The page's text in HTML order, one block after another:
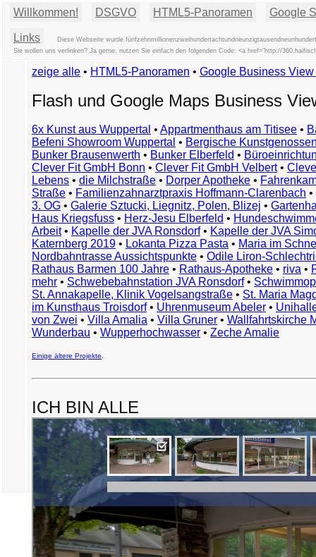
Willkommen! DSGVO HTML5-Panoramen Google
Links
Diese Webseite wurde
Sie wollen uns verlinken? Ja gerne, nutzen Sie einfach den folgenden Code: <a href="http://
zeige alle • HTML5-Panoramen • Google Business
Flash und Google Maps Business
6x Kunst aus Wuppertal • Appartmenthaus am Titisee •
Befeni Showroom Wuppertal • Bergische
Bunker Brausenwerth • Bunker Elberfeld •
Clever Fit GmbH Bonn • Clever Fit GmbH Velbert•
Lebens • die Milchstraße • Dorper Apotheke •
Straße • Familienzahnarztpraxis Hoffmann-Clarenbach •
3. OG • Galerie Sztucki, Liegnitz, Polen, Blizej •
Haus Kriegsfuss • Herz-Jesu Elberfeld •
Arbeit• Kapelle der JVA Ronsdorf• Kapelle der JVA
Katernberg 2019 • Lokanta Pizza Pasta • Maria im
Nordbahntrasse Aussichtspunkte • Odile Liron-
Rathaus Barmen 100 Jahre • Rathaus-Apotheke • riva •
mehr • Schwebebahnstation JVA Ronsdorf•
St. Annakapelle, Klinik Vogelsangstraße • St. Maria
im Kunsthaus Troisdorf• Uhrenmuseum Abeler •
von Zwei • Villa Amalia • Villa Gruner • Wallfahrtskirche
Wunderbau • Wupperhochwasser • Zeche Amalie
Einige ältere Projekte
ICH BIN ALLE